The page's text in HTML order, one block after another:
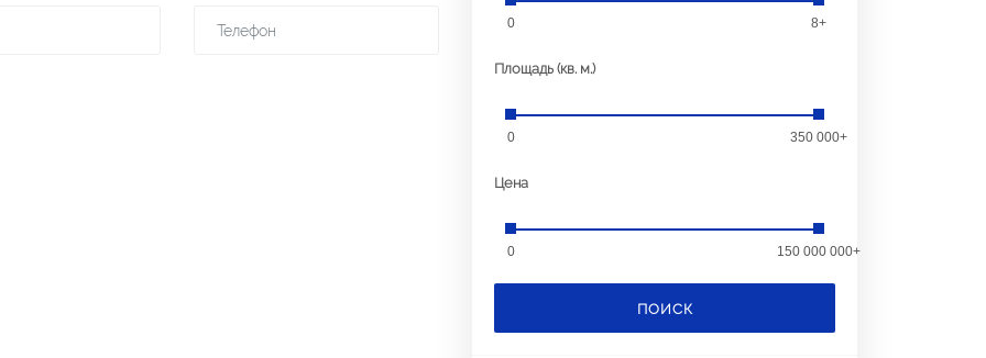
0 8+
Площадь (кв. м.)
0 350 000+
Цена
0 150 000 000+
ПОИСК